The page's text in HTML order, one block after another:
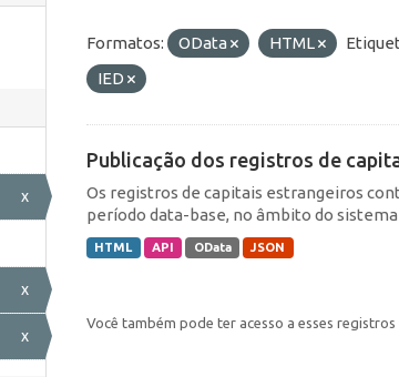
x
x
x
Formatos: OData HTML
IED
Publicação dos registros de
Os registros de capitais estrangeiros
período data-base, no âmbito do
HTML API OData JSON
Você também pode ter acesso a esses registros